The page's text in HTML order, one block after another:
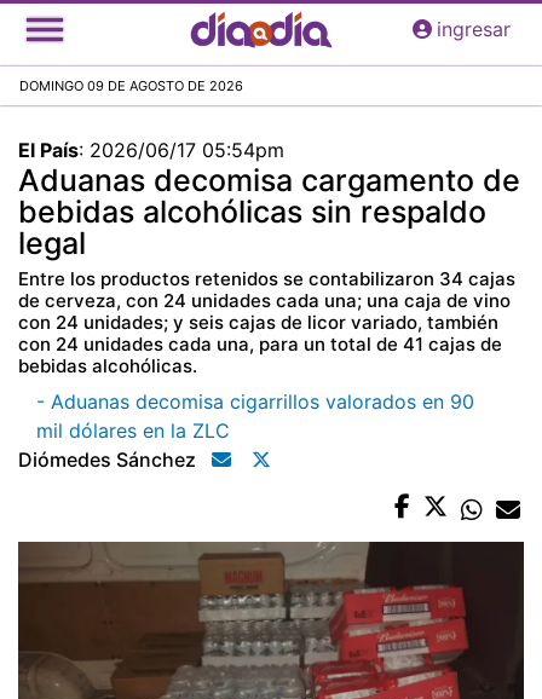
Pasar
al
principal
ingresar
DOMINGO 09 DE AGOSTO DE 2026
El País: 2026/06/17 05:54pm
Aduanas decomisa cargamento de
bebidas alcohólicas sin respaldo
legal
Entre los productos retenidos se contabilizaron 34 cajas
de cerveza, con 24 unidades cada una; una caja de vino
con 24 unidades; y seis cajas de licor variado, también
con 24 unidades cada una, para un total de 41 cajas de
bebidas alcohólicas.
- Aduanas decomisa cigarrillos valorados en 90
mil dólares en la ZLC
Diómedes Sánchez